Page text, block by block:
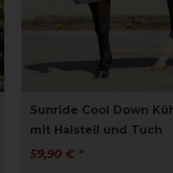
Sunride Cool Down
mit Halsteil und Tuch
59,90 € *